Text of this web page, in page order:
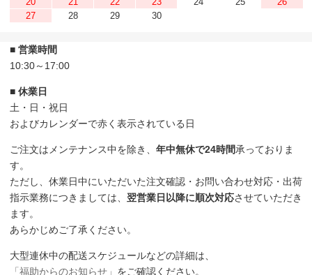
27
28 29 30
■ 営業時間
10:30～17:00
■ 休業日
土・日・祝日
およびカレンダーで赤く表示されている日
ご注文はメンテナンス中を除き、 年中無休で24時間承っておりま
す。
ただし、休業日中にいただいた注文確認・お問い合わせ対応・出荷
指示業務につきましては、 翌営業日以降に順次対応させていただき
ます。
あらかじめご了承ください。
大型連休中の配送スケジュールなどの詳細は、
「福助からのお知らせ」 をご確認ください。